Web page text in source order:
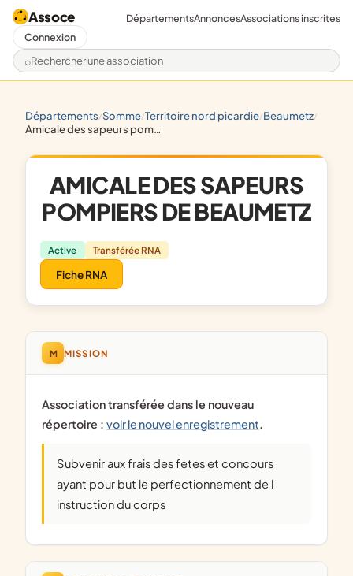
Assoce
Rechercher une association
DépartementsAnnoncesAssociations inscrites
Connexion
départements/ somme/ territoire nord picardie/ beaumetz/
amicale des sapeurs pompiers de beaumetz
AMICALE DES SAPEURS
POMPIERS DE BEAUMETZ
Active Transférée RNA
Fiche RNA
M MISSION
Association transférée dans le nouveau
répertoire : voir le nouvel enregistrement.
Subvenir aux frais des fetes et concours
ayant pour but le perfectionnement de l
instruction du corps